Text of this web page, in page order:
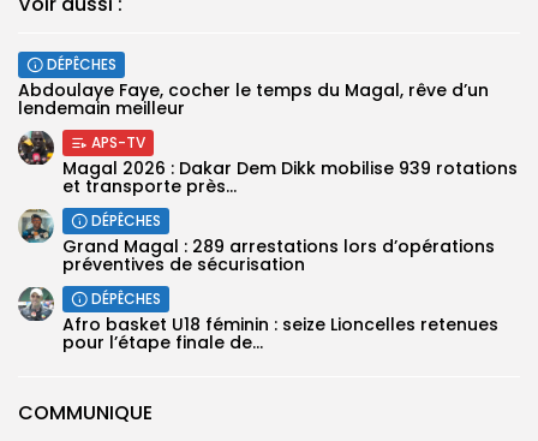
COMMUNIQUE
DÉPÊCHES
Abdoulaye Faye, cocher le temps du Magal, rêve d’un
lendemain meilleur
APS-TV
Magal 2026 : Dakar Dem Dikk mobilise 939 rotations
et transporte près...
DÉPÊCHES
Grand Magal : 289 arrestations lors d’opérations
préventives de sécurisation
DÉPÊCHES
‎Afro basket U18 féminin : seize Lioncelles retenues
pour l’étape finale de...